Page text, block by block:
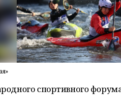
спортивного